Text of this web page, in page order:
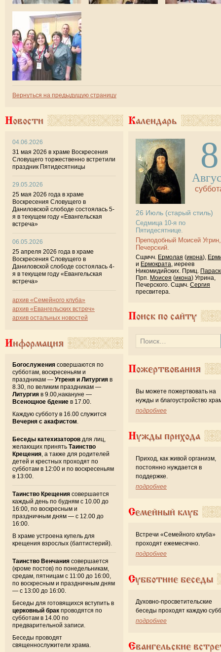
Вернуться на предыдущую страницу
Новости
04.06.2026
31 мая 2026 в храме Воскресения
Словущего торжественно встретили
праздник Пятидесятницы
29.05.2026
25 мая 2026 года в храме
Воскресения Словущего в
Даниловской слободе состоялась 5-
я в текущем году «Евангельская
встреча»
06.05.2026
25 апреля 2026 года в храме
Воскресения Словущего в
Даниловской слободе состоялась 4-
я в текущем году «Евангельская
встреча»
архив «Семейного клуба»
архив «Евангельских встреч»
архив остальных новостей
Информация
Богослужения совершаются по
субботам, воскресеньям и
праздникам — Утреня и Литургия в
8.30, по великим праздникам —
Литургия в 9.00,накануне —
Всенощное бдение в 17.00.
Каждую субботу в 16.00 служится
Вечерня с акафистом
Беседы катехизаторов для лиц,
желающих принять Таинство
Крещения , а также для родителей
детей и крестных проходят по
субботам в 12:00 и по воскресеньям
в 13:00.
Таинство Крещения совершается
каждый день по будням с 10.00 до
16:00, по воскресным и
праздничным дням — с 12.00 до
16:00.
В храме устроена купель для
крещения взрослых (баптистерий).
Таинство Венчания совершается
(кроме постов) по понедельникам,
средам, пятницам с 11:00 до 16:00,
по воскресным и праздничным дням
— с 13:00 до 16:00.
Беседы для готовящихся вступить в
церковный брак проводятся по
субботам в 14.00 по
предварительной записи.
Беседы проводят
священнослужители храма.
Календарь
8
26 Июль (старый стиль)
Седмица 10-я по
Пятидесятнице.
Преподобный Моисей Угрин,
Печерский.
Сщмчч. Ермолая (икона),
и Ермократа, иереев
Никомидийских. Прмц.
Прп. Моисея (икона) Угрина,
Печерского. Сщмч. Сергия
пресвитера.
Поиск по сайту
Пожертвования
Вы можете пожертвовать на
нужды и благоустройство
подробнее
Нужды прихода
Приход, как живой организм,
постоянно нуждается в
поддержке.
подробнее
Семейный клуб
Встречи «Семейного клуба»
проходят ежемесячно.
подробнее
Субботние беседы
Духовно-просветительские
беседы проходят каждую
подробнее
Евангельские